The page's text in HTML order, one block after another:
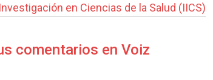
en Ciencias de la Salud (IICS)
comentarios en Voiz